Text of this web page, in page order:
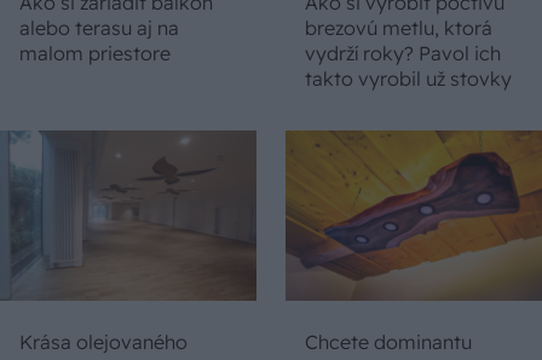
alebo terasu aj na
malom priestore
brezovú metlu, ktorá
vydrží roky? Pavol ich
takto vyrobil už stovky
Krása olejovaného
Chcete dominantu